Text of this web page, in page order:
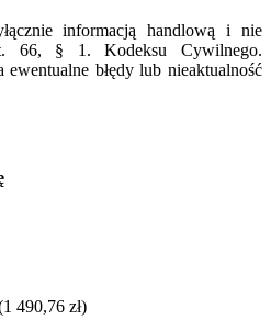
informacją handlową i nie
66, § 1. Kodeksu Cywilnego.
błędy lub nieaktualność
1 490,76 zł)